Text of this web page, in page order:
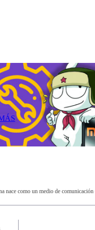
nace como un medio de